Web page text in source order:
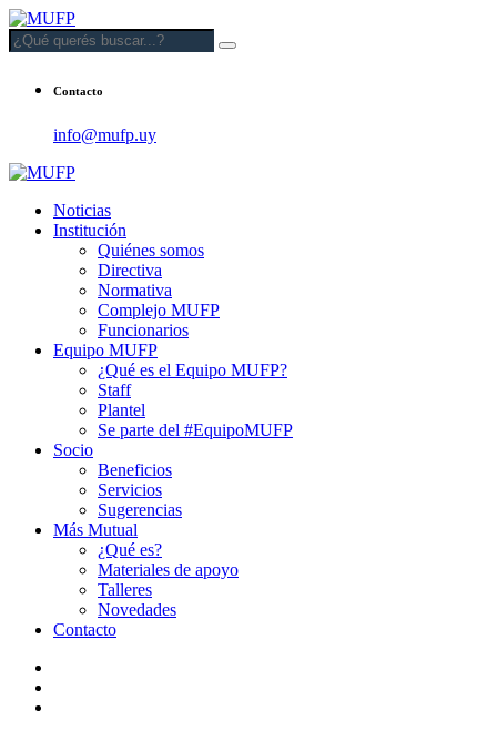
Contacto
info@mufp.uy
Noticias
Institución
Quiénes somos
Directiva
Normativa
Complejo MUFP
Funcionarios
Equipo MUFP
¿Qué es el Equipo MUFP?
Staff
Plantel
Se parte del #EquipoMUFP
Socio
Beneficios
Servicios
Sugerencias
Más Mutual
¿Qué es?
Materiales de apoyo
Talleres
Novedades
Contacto